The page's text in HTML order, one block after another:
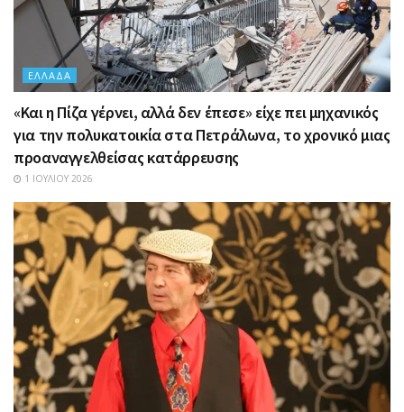
ΕΛΛΆΔΑ
«Και η Πίζα γέρνει, αλλά δεν έπεσε» είχε πει μηχανικός
για την πολυκατοικία στα Πετράλωνα, το χρονικό μιας
προαναγγελθείσας κατάρρευσης
1 ΙΟΥΛΊΟΥ 2026